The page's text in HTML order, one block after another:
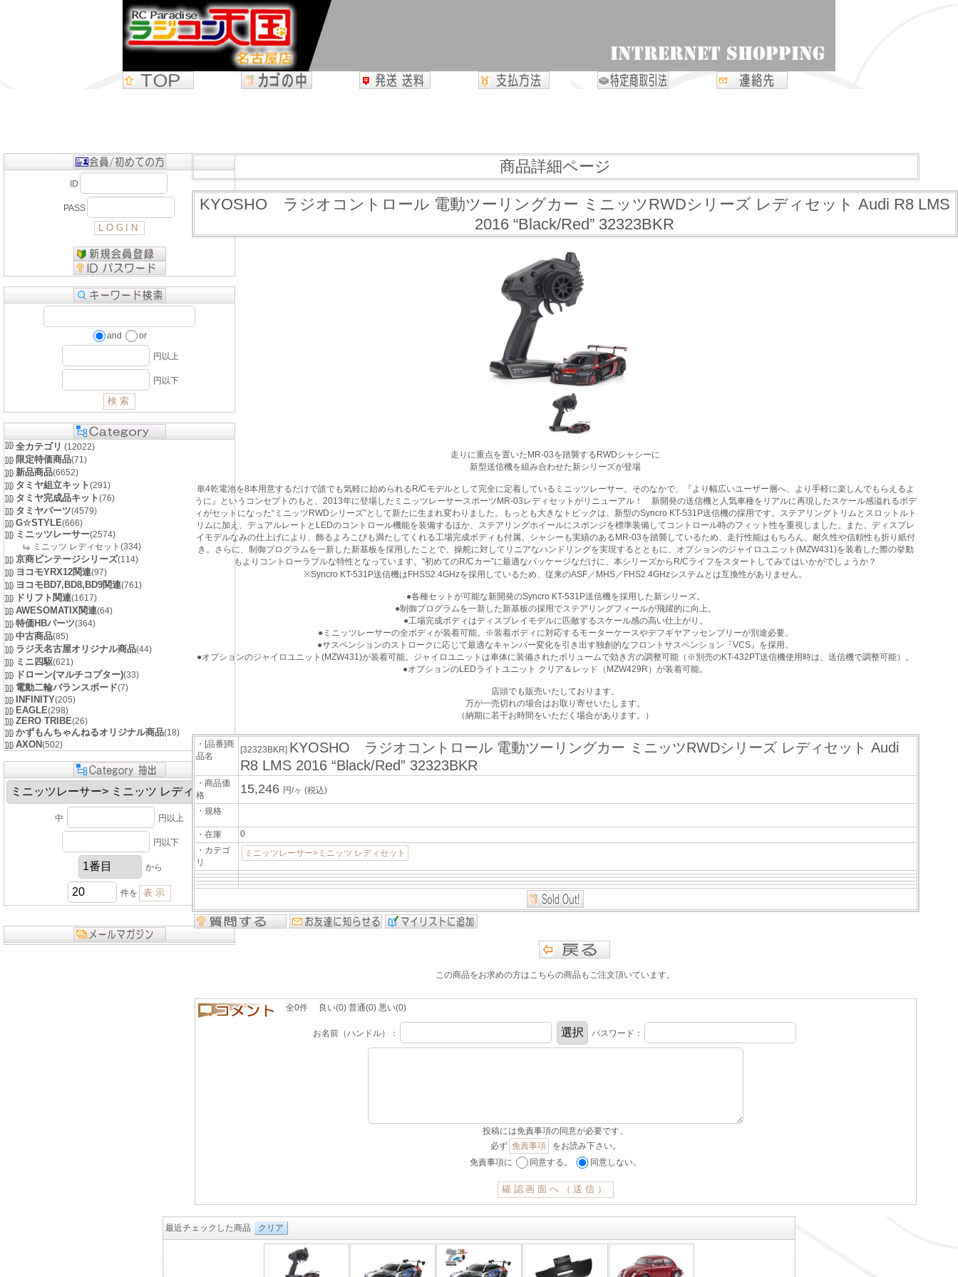
ID
PASS
and or
円以上
円以下
全カテゴリ (12022)
限定特価商品(71)
新品商品(6652)
タミヤ組立キット(291)
タミヤ完成品キット(76)
タミヤパーツ(4579)
G☆STYLE(666)
ミニッツレーサー(2574)
ミニッツ レディセット(334)
京商ビンテージシリーズ(114)
ヨコモYRX12関連(97)
ヨコモBD7,BD8,BD9関連(761)
ドリフト関連(1617)
AWESOMATIX関連(64)
特価HBパーツ(364)
中古商品(85)
ラジ天名古屋オリジナル商品(44)
ミニ四駆(621)
ドローン(マルチコプター)(33)
電動二輪バランスボード(7)
INFINITY(205)
EAGLE(298)
ZERO TRIBE(26)
かずもんちゃんねるオリジナル商品(18)
AXON(502)
中 円以上
円以下
から
件を
商品詳細ページ
KYOSHO ラジオコントロール 電動ツーリングカー ミニッツRWDシリーズ レディセット Audi R8 LMS
2016 “Black/Red” 32323BKR
走りに重点を置いたMR-03を踏襲するRWDシャシーに
新型送信機を組み合わせた新シリーズが登場
単4乾電池を8本用意するだけで誰でも気軽に始められるR/Cモデルとして完全に定着しているミニッツレーサー。そのなかで、『より幅広いユーザー層へ、より手軽に楽しんでもらえるよ
うに』というコンセプトのもと、2013年に登場したミニッツレーサースポーツMR-03レディセットがリニューアル！ 新開発の送信機と人気車種をリアルに再現したスケール感溢れるボデ
ィがセットになった“ミニッツRWDシリーズ”として新たに生まれ変わりました。もっとも大きなトピックは、新型のSyncro KT-531P送信機の採用です。ステアリングトリムとスロットルト
リムに加え、デュアルレートとLEDのコントロール機能を装備するほか、ステアリングホイールにスポンジを標準装備してコントロール時のフィット性を重視しました。また、ディスプレ
イモデルなみの仕上げにより、飾るよろこびも満たしてくれる工場完成ボディも付属。シャシーも実績のあるMR-03を踏襲しているため、走行性能はもちろん、耐久性や信頼性も折り紙付
き。さらに、制御プログラムを一新した新基板を採用したことで、操舵に対してリニアなハンドリングを実現するとともに、オプションのジャイロユニット(MZW431)を装着した際の挙動
もよりコントローラブルな特性となっています。“初めてのR/Cカー”に最適なパッケージなだけに、本シリーズからR/Cライフをスタートしてみてはいかがでしょうか？
※Syncro KT-531P送信機はFHSS2.4GHzを採用しているため、従来のASF／MHS／FHS2.4GHzシステムとは互換性がありません。
●各種セットが可能な新開発のSyncro KT-531P送信機を採用した新シリーズ。
●制御プログラムを一新した新基板の採用でステアリングフィールが飛躍的に向上。
●工場完成ボディはディスプレイモデルに匹敵するスケール感の高い仕上がり。
●ミニッツレーサーの全ボディが装着可能。※装着ボディに対応するモーターケースやデフギヤアッセンブリーが別途必要。
●サスペンションのストロークに応じて最適なキャンバー変化を引き出す独創的なフロントサスペンション『VCS』を採用。
●オプションのジャイロユニット(MZW431)が装着可能。ジャイロユニットは車体に装備されたボリュームで効き方の調整可能（※別売のKT-432PT送信機使用時は、送信機で調整可能）。
●オプションのLEDライトユニット クリア＆レッド（MZW429R）が装着可能。
店頭でも販売いたしております。
万が一売切れの場合はお取り寄せいたします。
（納期に若干お時間をいただく場合があります。）
・[品番]商
品名
[32323BKR] KYOSHO ラジオコントロール 電動ツーリングカー ミニッツRWDシリーズ レディセット Audi
R8 LMS 2016 “Black/Red” 32323BKR
・商品価
格
15,246 円/ヶ (税込)
・規格
・在庫
0
・カテゴ
リ
ミニッツレーサー>ミニッツ レディセット
この商品をお求めの方はこちらの商品もご注文頂いています。
全0件 良い(0) 普通(0) 悪い(0)
お名前（ハンドル）： パスワード：
投稿には免責事項の同意が必要です。
必ず 免責事項
をお読み下さい。
免責事項に
同意する。 同意しない。
最近チェックした商品 クリア